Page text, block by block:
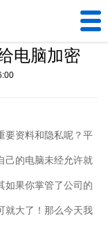
U盘工具
帮助中心
装机问题
电脑加密
要资料和隐私呢？平
己的电脑未经允许就
如果你掌管了公司的
就大了！那么今天我